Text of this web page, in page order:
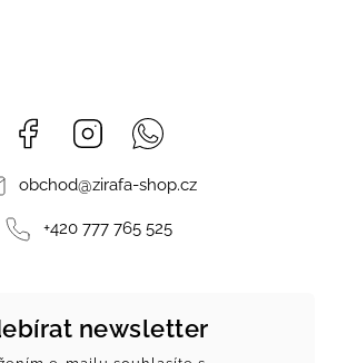
Facebook Instagram
obchod@zirafa-shop.cz
+420 777 765 525
newsletter